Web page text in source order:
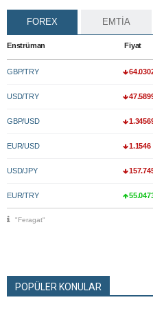
FOREX EMTİA
Enstrüman Fiyat
GBP/TRY
USD/TRY
GBP/USD
EUR/USD 1.1546
USD/JPY
EUR/TRY
"Feragat"
POPÜLER KONULAR